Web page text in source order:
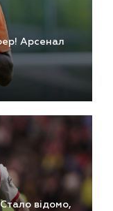
Арсенал
відомо,